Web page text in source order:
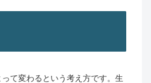
て変わるという考え方です。生